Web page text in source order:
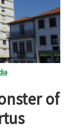
of